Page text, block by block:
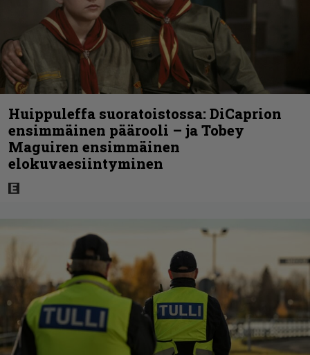
Huippuleffa suoratoistossa: DiCaprion
ensimmäinen päärooli – ja Tobey
Maguiren ensimmäinen
elokuvaesiintyminen